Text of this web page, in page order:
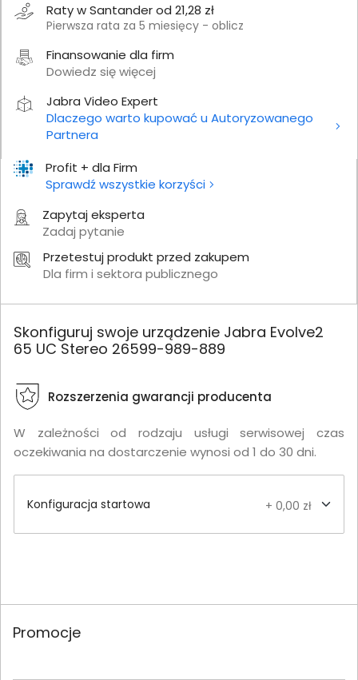
Profit + dla Firm
Sprawdź wszystkie korzyści
Zapytaj eksperta
Zadaj pytanie
Przetestuj produkt przed zakupem
Dla firm i sektora publicznego
Raty w Santander od 21,28 zł
Pierwsza rata za 5 miesięcy - oblicz
Finansowanie dla firm
Dowiedz się więcej
Jabra Video Expert
Dlaczego warto kupować u Autoryzowanego
Partnera
Skonfiguruj swoje urządzenie Jabra Evolve2
65 UC Stereo 26599-989-889
Rozszerzenia gwarancji producenta
W zależności od rodzaju usługi serwisowej czas
oczekiwania na dostarczenie wynosi od 1 do 30 dni.
Konfiguracja startowa + 0,00 zł
Promocje